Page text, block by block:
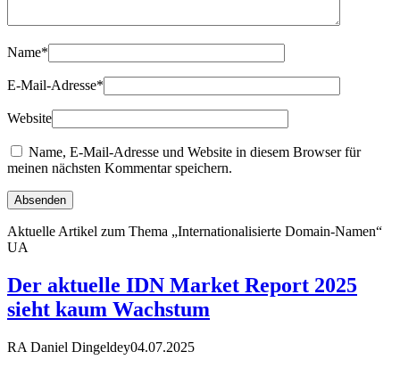
Name*
E-Mail-Adresse*
Website
Name, E-Mail-Adresse und Website in diesem Browser für
meinen nächsten Kommentar speichern.
Aktuelle Artikel zum Thema „Internationalisierte Domain-Namen“
UA
Der aktuelle IDN Market Report 2025
sieht kaum Wachstum
RA Daniel Dingeldey04.07.2025